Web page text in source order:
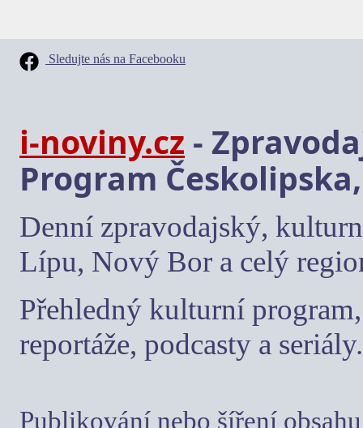
Sledujte nás na Facebooku
i-noviny.cz -
Program
Denní zpravodajský,
Lípu, Nový Bor a celý
Přehledný kulturní
reportáže, podcasty a seriály.
Publikování nebo šíření